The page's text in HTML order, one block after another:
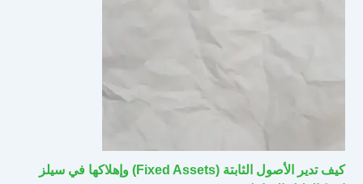
كيف تدير الأصول الثابتة (Fixed Assets) وإهلاكها في سيلز